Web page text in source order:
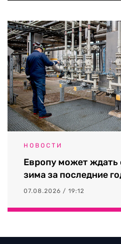
НОВОСТИ
Европу может ждать
зима за последние
07.08.2026 / 19:12